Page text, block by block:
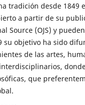
tradición desde 1849
a partir de su
Source (OJS) y
su objetivo ha sido
de las artes,
que